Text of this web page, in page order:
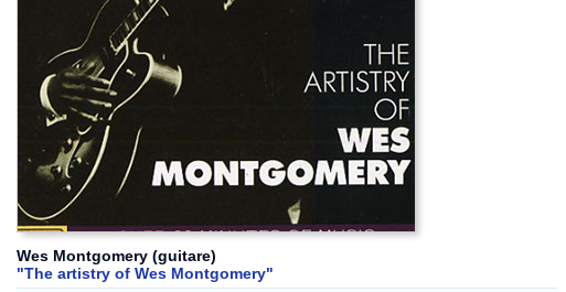
Wes Montgomery (guitare)
"The artistry of Wes Montgomery"